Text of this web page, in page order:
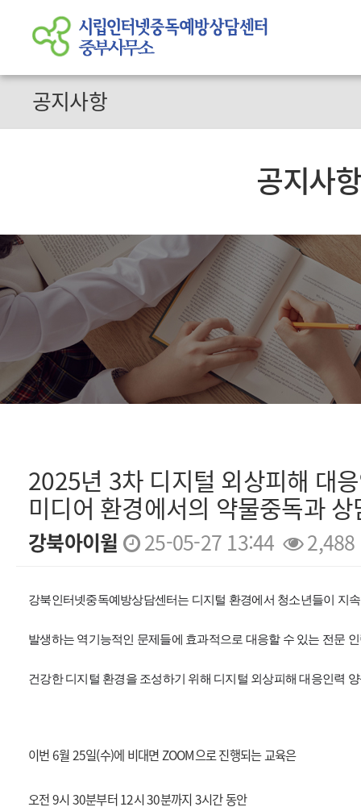
공지사항
공지사
2025년 3차 디지털 외상피해 대
미디어 환경에서의 약물중독과 상
강북아이윌 25-05-27 13:44 2,488
본문
강북인터넷중독예방상담센터는 디지털 환경에서 청소년들이 지
발생하는 역기능적인 문제들에 효과적으로 대응할 수 있는 전문
건강한 디지털 환경을 조성하기 위해 디지털 외상피해 대응인력
이번 6월 25일(수)에 비대면 ZOOM으로 진행되는 교육은
오전 9시 30분부터 12시 30분까지 3시간 동안